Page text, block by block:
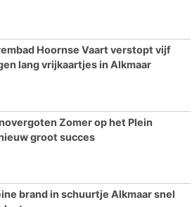
Hoornse Vaart verstopt vijf
lang vrijkaartjes in Alkmaar
Zomer op het Plein
groot succes
brand in schuurtje Alkmaar snel